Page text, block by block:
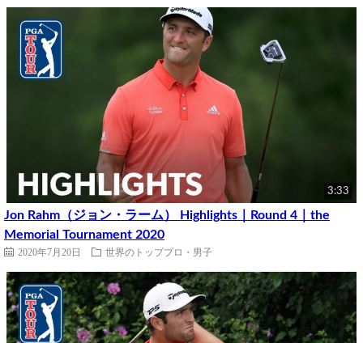
3:33
Jon Rahm（ジョン・ラーム） Highlights｜Round 4｜the
Memorial Tournament 2020
2020年7月20日 世界のトッププロ・男子